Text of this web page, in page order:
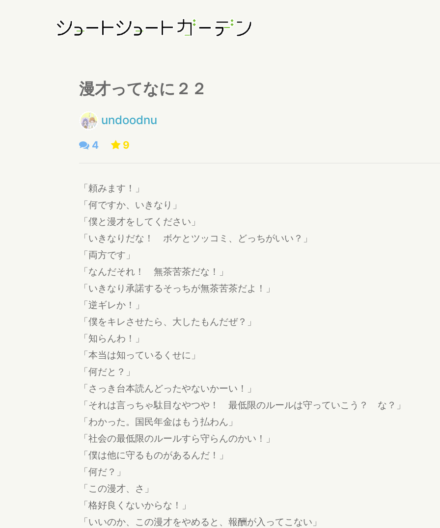
漫才ってなに２２
undoodnu
4 9
「頼みます！」
「何ですか、いきなり」
「僕と漫才をしてください」
「いきなりだな！ ボケとツッコミ、どっちがいい？」
「両方です」
「なんだそれ！ 無茶苦茶だな！」
「いきなり承諾するそっちが無茶苦茶だよ！」
「逆ギレか！」
「僕をキレさせたら、大したもんだぜ？」
「知らんわ！」
「本当は知っているくせに」
「何だと？」
「さっき台本読んどったやないかーい！」
「それは言っちゃ駄目なやつや！ 最低限のルールは守っていこう？ な？」
「わかった。国民年金はもう払わん」
「社会の最低限のルールすら守らんのかい！」
「僕は他に守るものがあるんだ！」
「何だ？」
「この漫才、さ」
「格好良くないからな！」
「いいのか、この漫才をやめると、報酬が入ってこない」